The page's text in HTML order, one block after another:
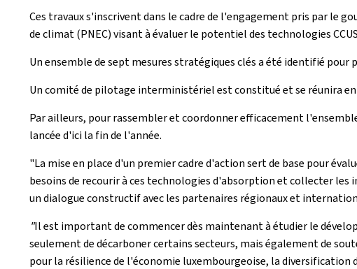
Ces travaux s'inscrivent dans le cadre de l'engagement pris par le
de climat (PNEC) visant à évaluer le potentiel des technologies
Un ensemble de sept mesures stratégiques clés a été identifié
Un comité de pilotage interministériel est constitué et se réunira
Par ailleurs, pour rassembler et coordonner efficacement
lancée d'ici la fin de l'année.
"La mise en place d'un premier cadre d'action sert de base pour
besoins de recourir à ces technologies d'absorption et collecter les
un dialogue constructif avec les partenaires régionaux et
"Il est important de commencer dès maintenant à étudier le
seulement de décarboner certains secteurs, mais également de
pour la résilience de l'économie luxembourgeoise, la